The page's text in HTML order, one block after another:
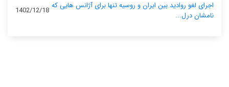
اجرای لغو روادید بین ایران و روسیه تنها برای آژانس‌ هایی که
نامشان درل...
1402/12/18